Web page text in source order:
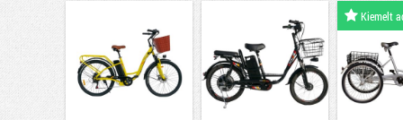
Kiemelt